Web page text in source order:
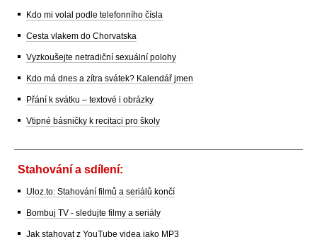
Kdo mi volal podle telefonního čísla
Cesta vlakem do Chorvatska
Vyzkoušejte netradiční sexuální polohy
Kdo má dnes a zítra svátek? Kalendář jmen
Přání k svátku – textové i obrázky
Vtipné básničky k recitaci pro školy
Stahování a sdílení:
Uloz.to: Stahování filmů a seriálů končí
Bombuj TV - sledujte filmy a seriály
Jak stahovat z YouTube videa jako MP3